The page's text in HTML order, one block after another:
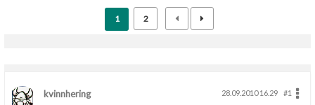
1 2
kvinnhering 28.09.2010 16.29
#1